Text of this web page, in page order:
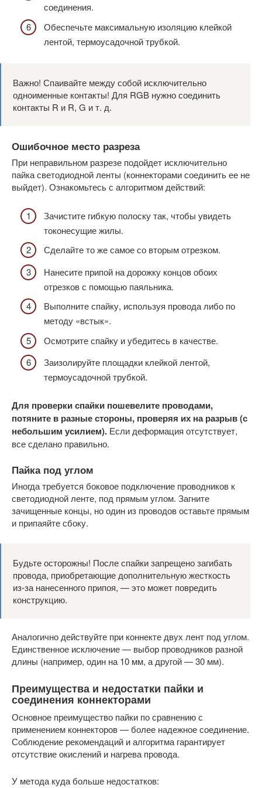
соединения.
Обеспечьте максимальную изоляцию клейкой
лентой, термоусадочной трубкой.
Важно! Спаивайте между собой исключительно
одноименные контакты! Для RGB нужно соединить
контакты R и R, G и т. д.
Ошибочное место разреза
При неправильном разрезе подойдет исключительно
пайка светодиодной ленты (коннекторами соединить ее не
выйдет). Ознакомьтесь с алгоритмом действий:
Зачистите гибкую полоску так, чтобы увидеть
токонесущие жилы.
Сделайте то же самое со вторым отрезком.
Нанесите припой на дорожку концов обоих
отрезков с помощью паяльника.
Выполните спайку, используя провода либо по
методу «встык».
Осмотрите спайку и убедитесь в качестве.
Заизолируйте площадки клейкой лентой,
термоусадочной трубкой.
Для проверки спайки пошевелите проводами,
потяните в разные стороны, проверяя их на разрыв (с
небольшим усилием). Если деформация отсутствует,
все сделано правильно.
Пайка под углом
Иногда требуется боковое подключение проводников к
светодиодной ленте, под прямым углом. Загните
зачищенные концы, но один из проводов оставьте прямым
и припаяйте сбоку.
Будьте осторожны! После спайки запрещено загибать
провода, приобретающие дополнительную жесткость
из-за нанесенного припоя, — это может повредить
конструкцию.
Аналогично действуйте при коннекте двух лент под углом.
Единственное исключение — выбор проводников разной
длины (например, один на 10 мм, а другой — 30 мм).
Преимущества и недостатки пайки и
соединения коннекторами
Основное преимущество пайки по сравнению с
применением коннекторов — более надежное соединение.
Соблюдение рекомендаций и алгоритма гарантирует
отсутствие окислений и нагрева провода.
У метода куда больше недостатков: